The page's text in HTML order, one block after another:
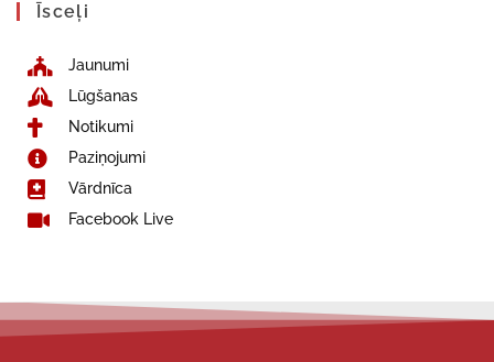
Īsceļi
Jaunumi
Lūgšanas
Notikumi
Paziņojumi
Vārdnīca
Facebook Live